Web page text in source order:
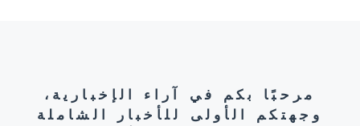
مرحبًا بكم في آراء الإخبارية،
وجهتكم الأولى للأخبار الشاملة